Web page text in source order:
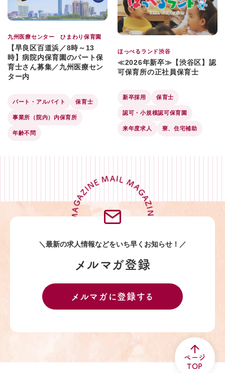
九州医療センター ひまわり保育園
【早良区百道浜／8時～13
時】病院内保育園のパート保
育士さん募集／九州医療セン
ター内
パート・アルバイト 保育士
事業所（院内）内保育所
年齢不問
ほっぺるランド渋谷
≪2026年新卒≫【渋谷区】認
可保育所の正社員保育士
新卒採用 保育士
認可・小規模認可保育園
来年度求人 寮、住宅補助
MAIL MAGAZINE MAIL MAGAZINE MAIL MAGAZINE MAIL MAGAZINE
＼最新の求人情報などをいち早くお知らせ！／
メルマガ登録
メルマガに登録する
ページ
TOP